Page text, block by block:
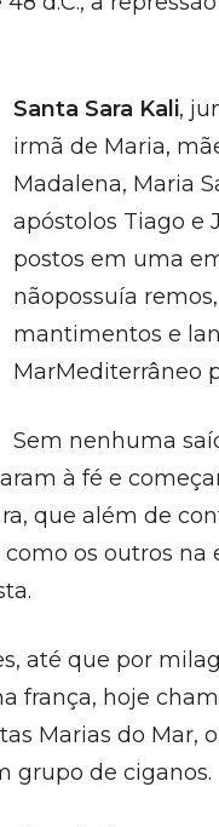
Santa Sara Kali,
irmã de Maria,
Madalena, Maria
apóstolos Tiago e
postos em uma
nãopossuía
mantimentos e
MarMediterrâneo
Sem nenhuma
à fé e
que além de
os outros na
até que por
frança, hoje
Marias do Mar,
grupo de ciganos.